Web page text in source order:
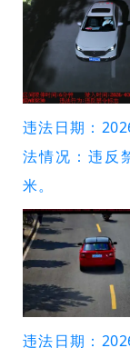
违法日期：
法情况：违反
米。
违法日期：